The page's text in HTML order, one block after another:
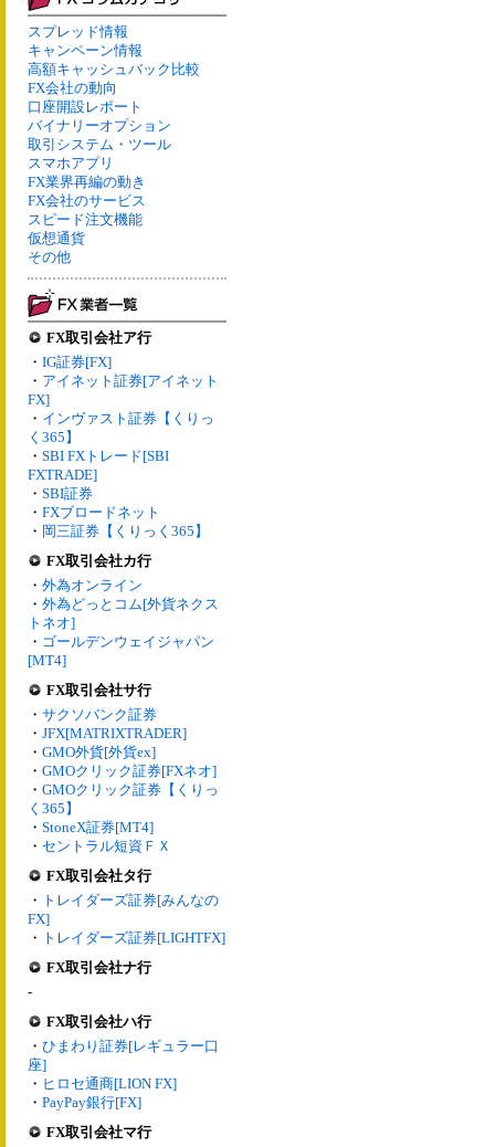
スプレッド情報
キャンペーン情報
高額キャッシュバック比較
FX会社の動向
口座開設レポート
バイナリーオプション
取引システム・ツール
スマホアプリ
FX業界再編の動き
FX会社のサービス
スピード注文機能
仮想通貨
その他
FX取引会社ア行
・ IG証券[FX]
・ アイネット証券[アイネット
FX]
・ インヴァスト証券【くりっ
く365】
・ SBI FXトレード[SBI
FXTRADE]
・ SBI証券
・ FXブロードネット
・ 岡三証券【くりっく365】
FX取引会社カ行
・ 外為オンライン
・ 外為どっとコム[外貨ネクス
トネオ]
・ ゴールデンウェイジャパン
[MT4]
FX取引会社サ行
・ サクソバンク証券
・ JFX[MATRIXTRADER]
・ GMO外貨[外貨ex]
・ GMOクリック証券[FXネオ]
・ GMOクリック証券【くりっ
く365】
・ StoneX証券[MT4]
・ セントラル短資ＦＸ
FX取引会社タ行
・ トレイダーズ証券[みんなの
FX]
・ トレイダーズ証券[LIGHTFX]
FX取引会社ナ行
-
FX取引会社ハ行
・ ひまわり証券[レギュラー口
座]
・ ヒロセ通商[LION FX]
・ PayPay銀行[FX]
FX取引会社マ行